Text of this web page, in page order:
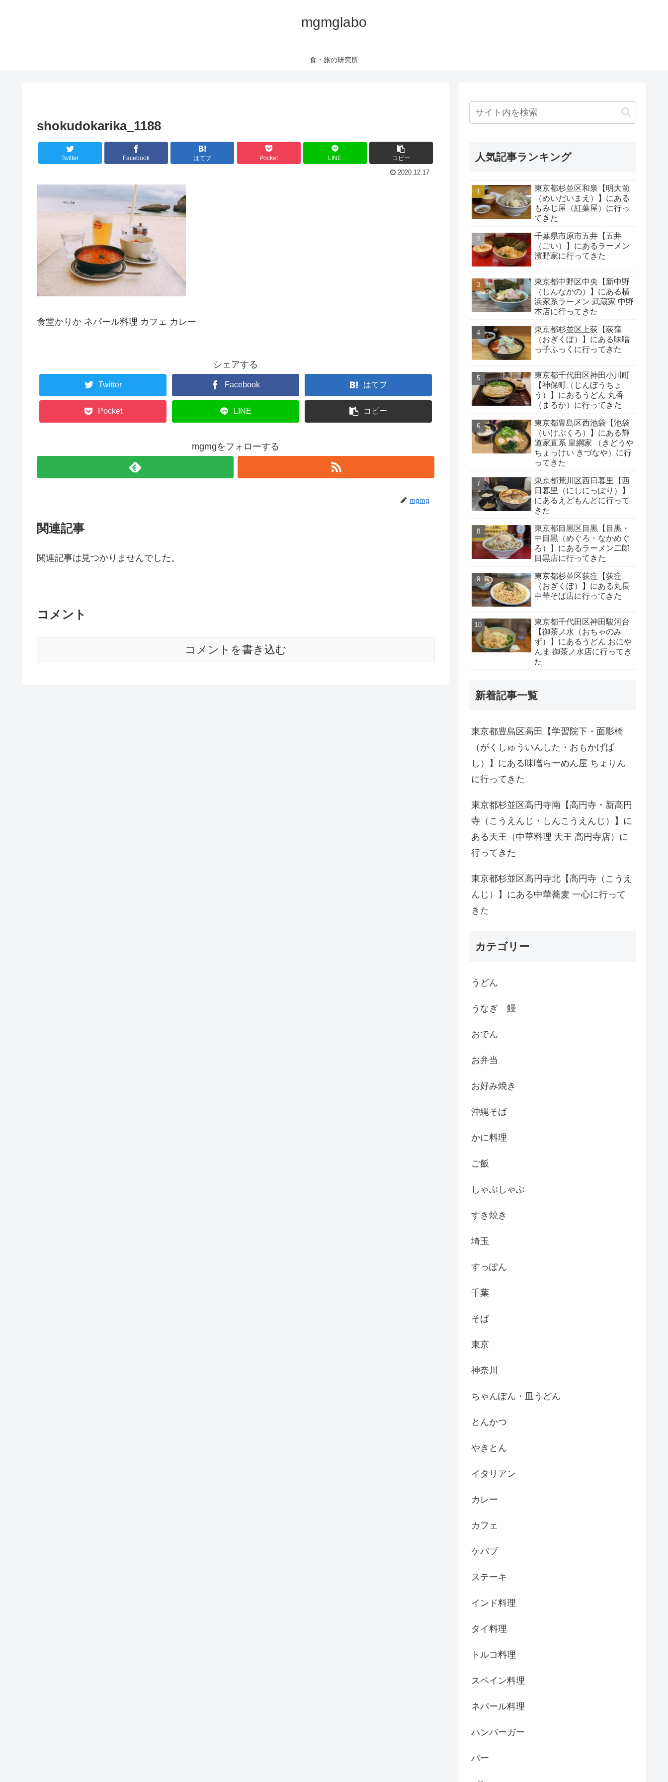
mgmglabo
食・旅の研究所
shokudokarika_1188
Twitter Facebook はてブ Pocket LINE コピー
2020.12.17
食堂かりか ネパール料理 カフェ カレー
シェアする
Twitter Facebook はてブ
Pocket LINE コピー
mgmgをフォローする
mgmg
関連記事
関連記事は見つかりませんでした。
コメント
コメントを書き込む
人気記事ランキング
東京都杉並区和泉【明大前
（めいだいまえ）】にある
もみじ屋（紅葉屋）に行っ
てきた
千葉県市原市五井【五井
（ごい）】にあるラーメン
濱野家に行ってきた
東京都中野区中央【新中野
（しんなかの）】にある横
浜家系ラーメン 武蔵家 中野
本店に行ってきた
東京都杉並区上荻【荻窪
（おぎくぼ）】にある味噌
っ子ふっくに行ってきた
東京都千代田区神田小川町
【神保町（じんぼうちょ
う）】にあるうどん 丸香
（まるか）に行ってきた
東京都豊島区西池袋【池袋
（いけぶくろ）】にある輝
道家直系 皇綱家 （きどうや
ちょっけい きづなや）に行
ってきた
東京都荒川区西日暮里【西
日暮里（にしにっぽり）】
にあるえどもんどに行って
きた
東京都目黒区目黒【目黒・
中目黒（めぐろ・なかめぐ
ろ）】にあるラーメン二郎
目黒店に行ってきた
東京都杉並区荻窪【荻窪
（おぎくぼ）】にある丸長
中華そば店に行ってきた
東京都千代田区神田駿河台
【御茶ノ水（おちゃのみ
ず）】にあるうどん おにや
んま 御茶ノ水店に行ってき
た
新着記事一覧
東京都豊島区高田【学習院下・面影橋
（がくしゅういんした・おもかげば
し）】にある味噌らーめん屋 ちょりん
に行ってきた
東京都杉並区高円寺南【高円寺・新高円
寺（こうえんじ・しんこうえんじ）】に
ある天王（中華料理 天王 高円寺店）に
行ってきた
東京都杉並区高円寺北【高円寺（こうえ
んじ）】にある中華蕎麦 一心に行って
きた
カテゴリー
うどん
うなぎ 鰻
おでん
お弁当
お好み焼き
沖縄そば
かに料理
ご飯
しゃぶしゃぶ
すき焼き
埼玉
すっぽん
千葉
そば
東京
神奈川
ちゃんぽん・皿うどん
とんかつ
やきとん
イタリアン
カレー
カフェ
ケバブ
ステーキ
インド料理
タイ料理
トルコ料理
スペイン料理
ネパール料理
ハンバーガー
バー